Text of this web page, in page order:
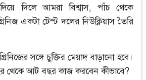
দিয়ে দিলে আমরা বিশ্বাস, পাঁচ থেকে
একটা টেস্ট দলের নিউক্লিয়াস তৈরি
সঙ্গে চুক্তির মেয়াদ বাড়ানো হবে।
থেকে আট বছর কাজ করবেন কীভাবে?